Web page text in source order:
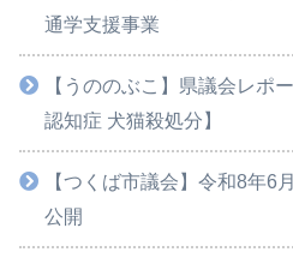
通学支援事業
【うののぶこ】県議会レポ
認知症 犬猫殺処分】
【つくば市議会】令和8年6
公開